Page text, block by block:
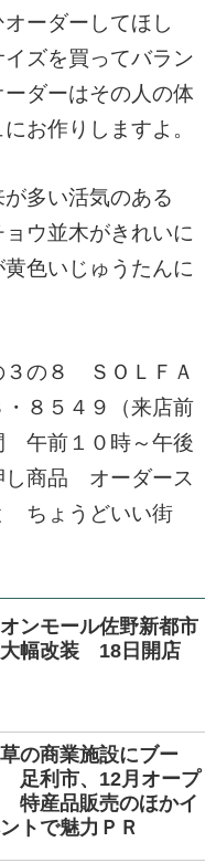
ーダーしてほし
ズを買ってバラン
ダーはその人の体
お作りしますよ。
多い活気のある
ウ並木がきれいに
色いじゅうたんに
の８ ＳＯＬＦＡ
８５４９（来店前
午前１０時～午後
商品 オーダース
ちょうどいい街
ンモール佐野新都市
幅改装 18日開店
の商業施設にブー
足利市、12月オープ
特産品販売のほかイ
トで魅力ＰＲ